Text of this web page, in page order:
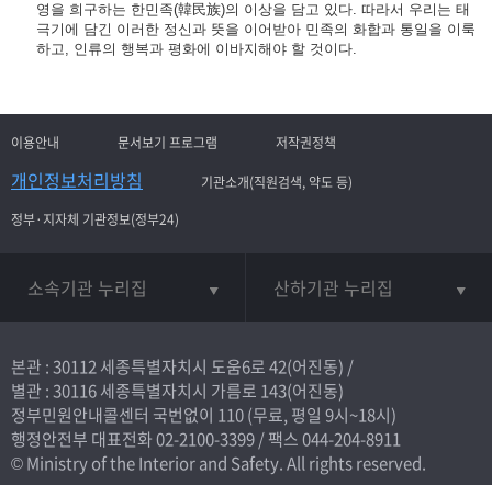
영을 희구하는 한민족(韓民族)의 이상을 담고 있다. 따라서 우리는 태
극기에 담긴 이러한 정신과 뜻을 이어받아 민족의 화합과 통일을 이룩
하고, 인류의 행복과 평화에 이바지해야 할 것이다.
이용안내 문서보기 프로그램 저작권정책
개인정보처리방침
기관소개(직원검색, 약도 등)
정부·지자체 기관정보(정부24)
소속기관 누리집 산하기관 누리집
본관 : 30112 세종특별자치시 도움6로 42(어진동) /
별관 : 30116 세종특별자치시 가름로 143(어진동)
정부민원안내콜센터 국번없이 110(무료, 평일 9시~18시)
행정안전부 대표전화02-2100-3399/ 팩스 044-204-8911
© Ministry of the Interior and Safety. All rights reserved.